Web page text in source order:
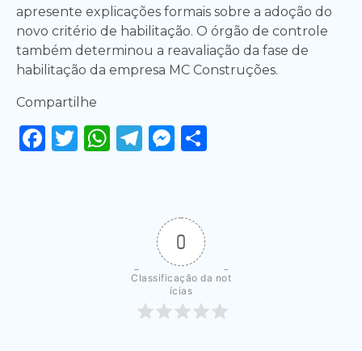
apresente explicações formais sobre a adoção do
novo critério de habilitação. O órgão de controle
também determinou a reavaliação da fase de
habilitação da empresa MC Construções.
Compartilhe
Facebook
Twitter
WhatsApp
Telegram
Messenger
0
Classificação da not
ícias